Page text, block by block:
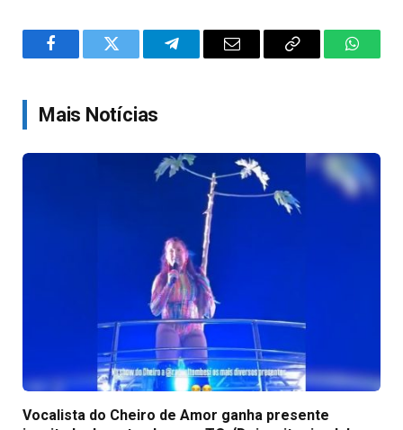
FacebookTwitter TelegramEmail
Copy
Mais Notícias
Vocalista do Cheiro de Amor ganha presente